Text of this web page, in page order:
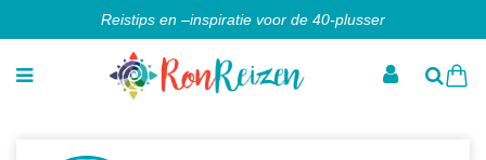
Reistips en –inspiratie voor de 40-plusser